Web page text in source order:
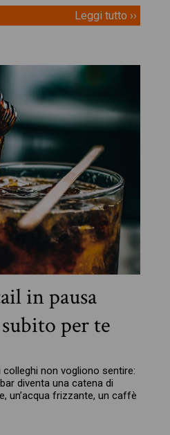
Leggi tutto ››
in pausa
per te
non vogliono sentire:
diventa una catena di
un’acqua frizzante, un caffè